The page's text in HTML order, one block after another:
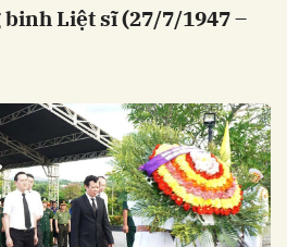
Liệt sĩ (27/7/1947 –